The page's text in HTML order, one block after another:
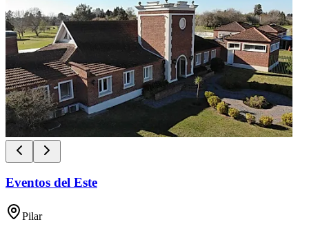
Eventos del Este
Pilar